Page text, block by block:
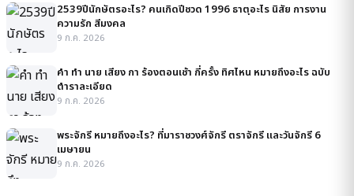
2539ปีนักษัตรอะไร? คนเกิดปีชวด 1996 ธาตุอะไร นิสัย การงาน
ความรัก สีมงคล
9 ก.ค. 2026
คํา ทํา นาย เสียง กา ร้องตอนเช้า กี่ครั้ง ทิศไหน หมายถึงอะไร ฉบับ
ตำราละเอียด
9 ก.ค. 2026
พระจักรี หมายถึงอะไร? ที่มาราชวงศ์จักรี ตราจักรี และวันจักรี 6
เมษายน
9 ก.ค. 2026